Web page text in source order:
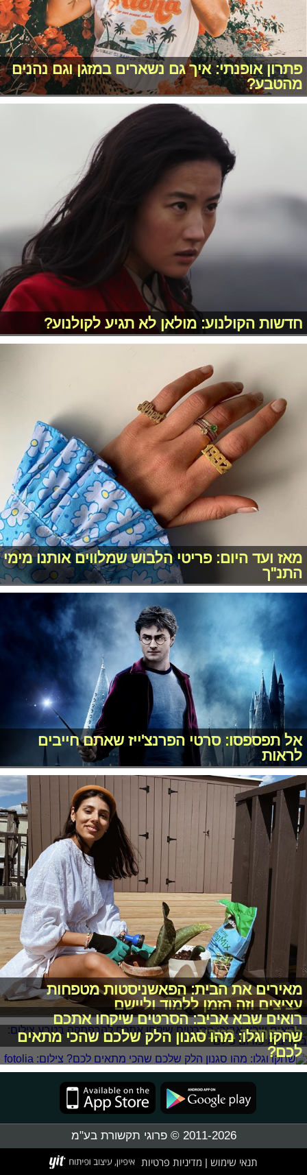
פתרון אופנתי: איך גם נשארים במזגן וגם נהנים
מהטבע?
חדשות הקולנוע: מולאן לא תגיע לקולנוע?
מאז ועד היום: פריטי הלבוש שמלווים אותנו מימי
התנ"ך
אל תפספסו: סרטי הפרנצ'ייז שאתם חייבים
לראות
מאירים את הבית: הפאשניסטות מטפחות
עציצים וזה הזמן ללמוד וליישם
רואים שבא אביב: הסרטים שיקחו אתכם
להרפתקה בטבע
שחקו וגלו: מהו סגנון הלק שלכם שהכי מתאים
לכם?
2011-2026 © פרוגי תקשורת בע"מ
תנאי שימוש מדיניות פרטיות